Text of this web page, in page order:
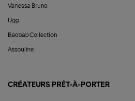
Vanessa Bruno
Ugg
Baobab Collection
Assouline
CRÉATEURS PRÊT-À-PORTER